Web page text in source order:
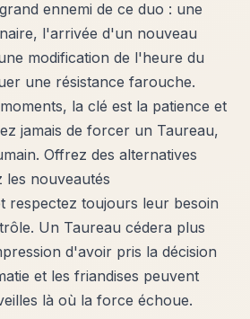
ennemi de ce duo : une
l'arrivée d'un nouveau
modification de l'heure du
une résistance farouche.
la clé est la patience et
jamais de forcer un Taureau,
Offrez des alternatives
les nouveautés
respectez toujours leur besoin
Un Taureau cédera plus
d'avoir pris la décision
et les friandises peuvent
là où la force échoue.